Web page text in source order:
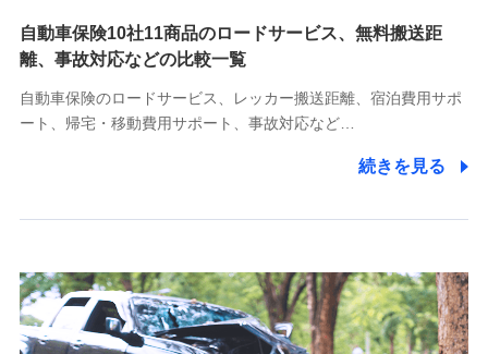
10.受託業務の 個人情報
受託業務の遂行およびこれらに準ずる業務の遂行のため
11.マイカー通勤管理クラウド並びに法人向けASPサー
をお送りするため
分析するため
当社の対応品質向上やお問い合わせ内容の正確な把握のため
個人情報保護管理者の職名、連絡先
自動車保険10社11商品のロードサービス、無料搬送距
離、事故対応などの比較一覧
自動車保険のロードサービス、レッカー搬送距離、宿泊費用サポ
ート、帰宅・移動費用サポート、事故対応など…
続きを見る